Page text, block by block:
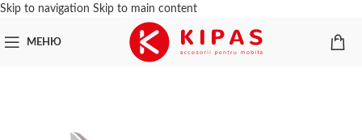
Skip to navigation Skip to main content
МЕНЮ